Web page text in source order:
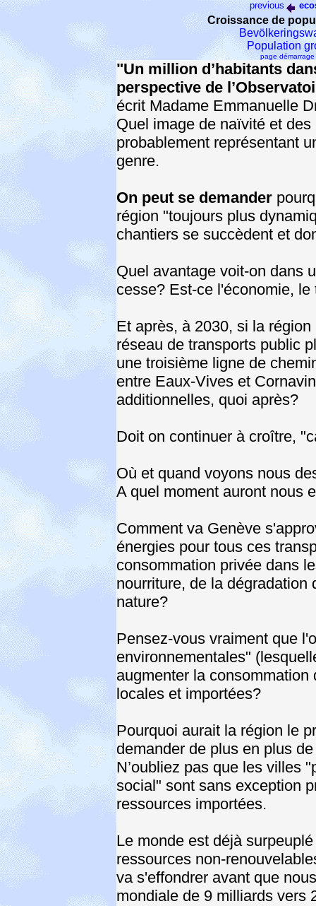
previous
Croissance de
Population
page démarrage
"Un million d’habitants
perspective de
écrit Madame Emmanuelle
Quel image de naïvité et
probablement représentant
genre.
On peut se demander
région "toujours plus
chantiers se succèdent et
Quel avantage voit-on dans
cesse? Est-ce l'économie, le
Et après, à 2030, si la
réseau de transports public
une troisième ligne de
entre Eaux-Vives et
additionnelles, quoi après?
Doit on continuer à croître,
Où et quand voyons nous
A quel moment auront nous
Comment va Genève
énergies pour tous ces
consommation privée dans
nourriture, de la dégradation
nature?
Pensez-vous vraiment que
environnementales"
augmenter la
locales et importées?
Pourquoi aurait la région le
demander de plus en plus
N’oubliez pas que les villes
social" sont sans exception
ressources importées.
Le monde est déjà
ressources non-
va s'effondrer avant que
mondiale de 9 milliards vers